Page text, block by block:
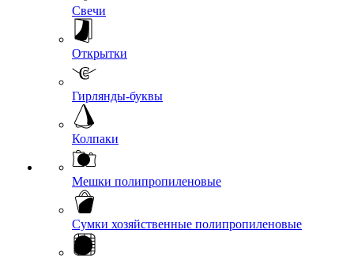
Свечи
Открытки
Гирлянды-буквы
Колпаки
Мешки полипропиленовые
Сумки хозяйственные полипропиленовые